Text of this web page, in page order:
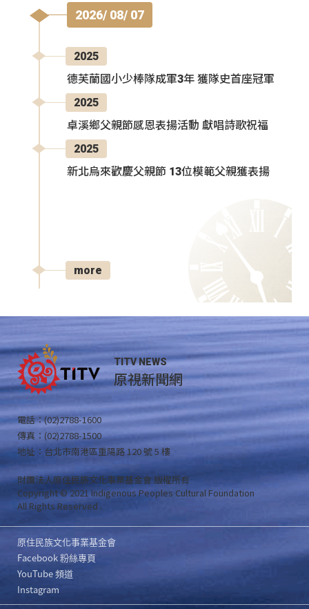
2026/ 08/ 07
2025
德芙蘭國小少棒隊成軍3年 獲隊史首座冠軍
2025
卓溪鄉父親節感恩表揚活動 獻唱詩歌祝福
2025
新北烏來歡慶父親節 13位模範父親獲表揚
more
TITV NEWS
原視新聞網
電話：(02)2788-1600
傳真：(02)2788-1500
地址：台北市南港區重陽路 120 號 5 樓
財團法人原住民族文化事業基金會 版權所有
Copyright © 2021 Indigenous Peoples Cultural Foundation
All Rights Reserved .
原住民族文化事業基金會
Facebook 粉絲專頁
YouTube 頻道
Instagram